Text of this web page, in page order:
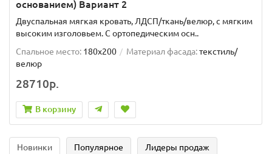
основанием) Вариант 2
Двуспальная мягкая кровать, ЛДСП/ткань/велюр, с мягким
высоким изголовьем. C ортопедическим осн..
Спальное место: 180x200 Материал фасада:текстиль/
велюр
28710р.
В корзину
Новинки Популярное Лидеры продаж